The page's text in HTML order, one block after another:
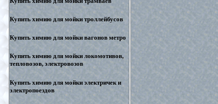
Купить химию для мойки троллейбусов
Купить химию для мойки вагонов метро
Купить химию для мойки локомотивов,
тепловозов, электровозов
Купить химию для мойки электричек и
электропоездов